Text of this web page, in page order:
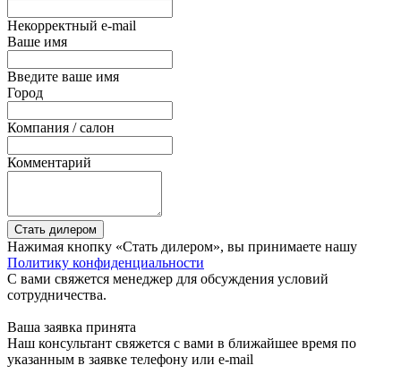
Некорректный e-mail
Ваше имя
Введите ваше имя
Город
Компания / салон
Комментарий
Стать дилером
Нажимая кнопку «Стать дилером», вы принимаете нашу
Политику конфиденциальности
С вами свяжется менеджер для обсуждения условий
сотрудничества.
Ваша заявка принята
Наш консультант свяжется с вами в ближайшее время по
указанным в заявке телефону или e-mail